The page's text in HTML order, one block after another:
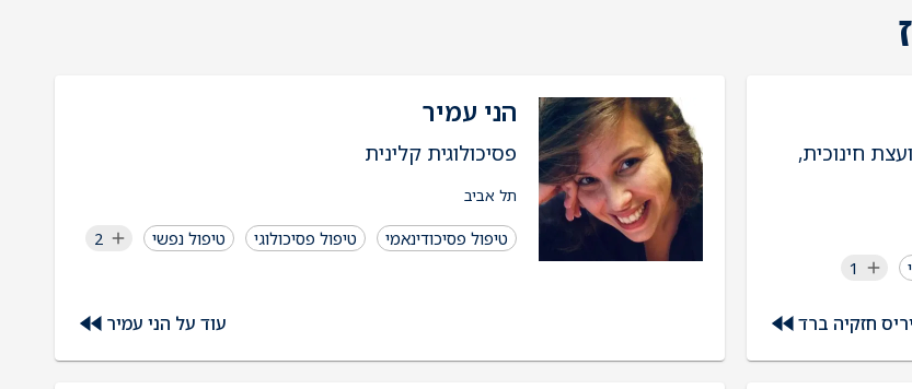
חינוכית,
1
חזקיה ברד
הני עמיר
פסיכולוגית קלינית
תל אביב
טיפול פסיכודינאמי טיפול פסיכולוגי טיפול נפשי 2
עוד על הני עמיר